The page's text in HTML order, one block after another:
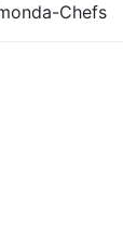
Chefs